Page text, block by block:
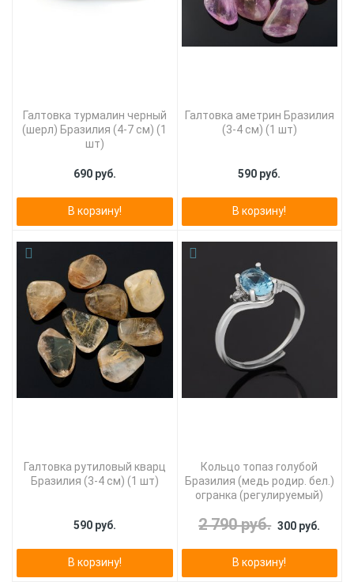
Галтовка турмалин черный
(шерл) Бразилия (4-7 см) (1
шт)
690 руб.
В корзину!
Галтовка аметрин Бразилия
(3-4 см) (1 шт)
590 руб.
В корзину!
Галтовка рутиловый кварц
Бразилия (3-4 см) (1 шт)
590 руб.
В корзину!
Кольцо топаз голубой
Бразилия (медь родир. бел.)
огранка (регулируемый)
2 790 руб. 300 руб.
В корзину!